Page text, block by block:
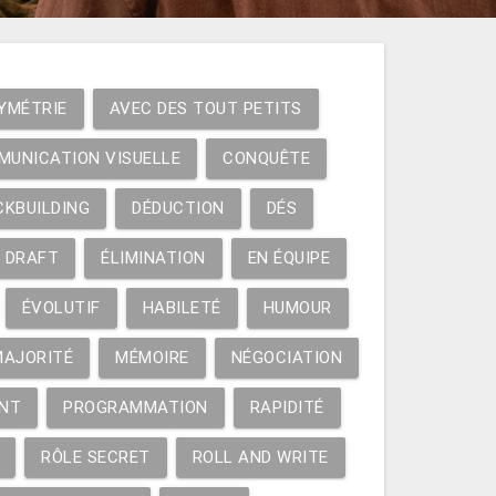
AVEC DES TOUT PETITS
VISUELLE CONQUÊTE
DÉDUCTION DÉS
DRAFT ÉLIMINATION EN ÉQUIPE
ÉVOLUTIF HABILETÉ HUMOUR
MÉMOIRE NÉGOCIATION
PROGRAMMATION RAPIDITÉ
RÔLE SECRET ROLL AND WRITE